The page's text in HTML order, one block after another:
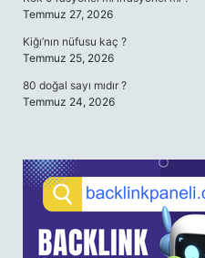
Temmuz 27, 2026
Kiğı’nın nüfusu kaç ?
Temmuz 25, 2026
80 doğal sayı mıdır ?
Temmuz 24, 2026